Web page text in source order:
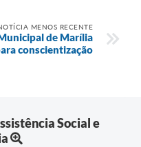
MENOS RECENTE
de Marília
conscientização
Social e